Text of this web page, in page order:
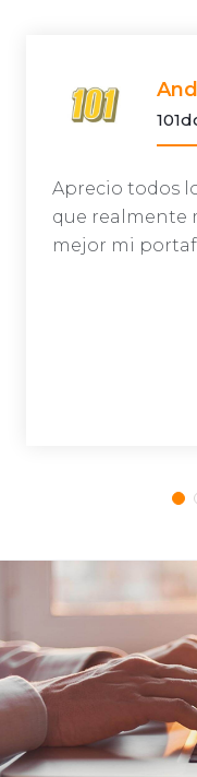
Aprecio todos
que realmente
mejor mi